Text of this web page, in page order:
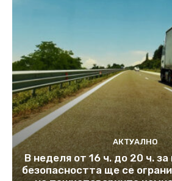
АКТУАЛНО
В неделя от 16 ч. до 20 ч.
безопасността ще се